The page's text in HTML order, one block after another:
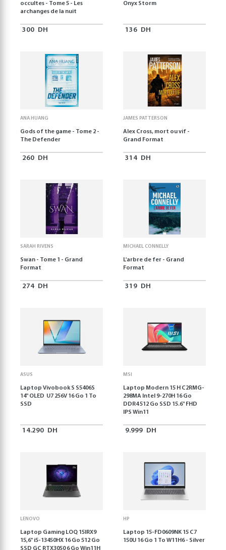
occultes - Tome 5 - Les
archanges de la nuit
300 DH
Onyx Storm
136 DH
ANA HUANG
Gods of the game - Tome 2 -
The Defender
260 DH
JAMES PATTERSON
Alex Cross, mort ou vif -
Grand Format
314 DH
SARAH RIVENS
Swan - Tome 1 - Grand
Format
274 DH
MICHAEL CONNELLY
L'arbre de fer - Grand
Format
319 DH
ASUS
Laptop Vivobook S S5406S
14" OLED U7 256V 16 Go 1 To
SSD
14.290 DH
MSI
Laptop Modern 15 H C2RMG-
298MA Intel 9-270H 16 Go
DDR4 512 Go SSD 15.6" FHD
IPS Win11
9.999 DH
LENOVO
Laptop Gaming LOQ 15IRX9
15,6'' i5-13450HX 16 Go 512 Go
SSD GC RTX3050 6 Go Win11H
HP
Laptop 15-FD0609NK 15 C7
150U 16 Go 1 To W11H6 - Silver